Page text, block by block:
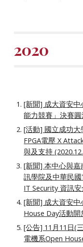
2020
[新聞] 成大資安
能力競賽」決賽
[活動] 國立成功大
FPGA電壓 X
與及支持
[新聞] 本中心與
訊學院及中華民
IT Security 資訊
[新聞] 成大資安
House Day活動開
[公告] 11月11日(
電機系Open